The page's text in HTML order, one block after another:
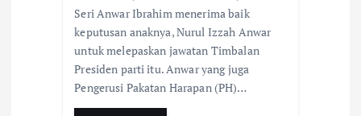
e
b
o
o
at
s
A
p
ar
e
Seri Anwar Ibrahim menerima baik
keputusan anaknya, Nurul Izzah Anwar
untuk melepaskan jawatan Timbalan
Presiden parti itu. Anwar yang juga
Pengerusi Pakatan Harapan (PH)…